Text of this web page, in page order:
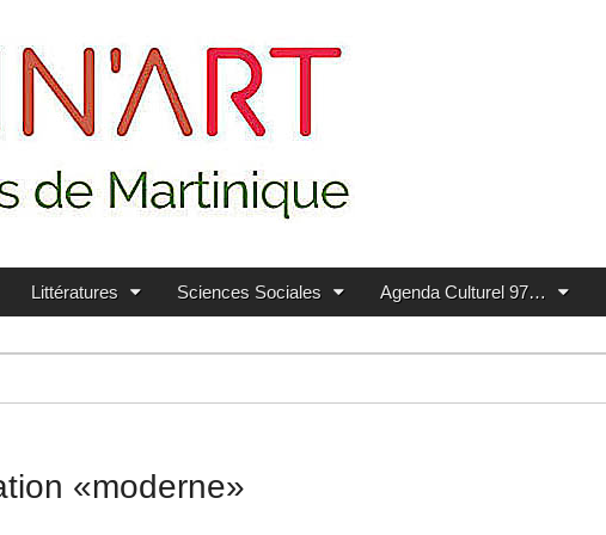
Littératures Sciences Sociales Agenda Culturel 97…
«moderne»